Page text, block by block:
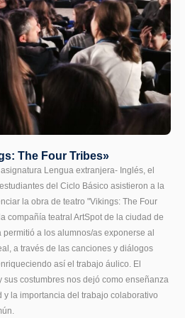
The Four Tribes»
Lengua extranjera- Inglés, el
del Ciclo Básico asistieron a la
la obra de teatro "Vikings: The Four
compañía teatral ArtSpot de la ciudad de
a los alumnos/as exponerse al
a través de las canciones y diálogos
así el trabajo áulico. El
costumbres nos dejó como enseñanza
la importancia del trabajo colaborativo